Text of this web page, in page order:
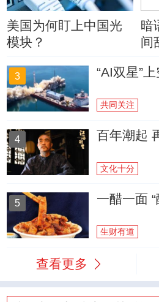
美国为何盯上中国光
模块？
暗
间
3 “AI双星”
共同关注
4 百年潮起
文化十分
5 一醋一面
生财有道
查看更多